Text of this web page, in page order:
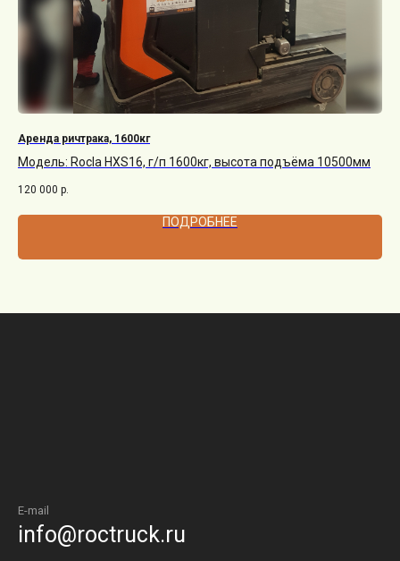
Аренда ричтрака, 1600кг
Модель: Rocla HXS16, г/п 1600кг, высота подъёма 10500мм
120 000 р.
ПОДРОБНЕЕ
E-mail
info@roctruck.ru